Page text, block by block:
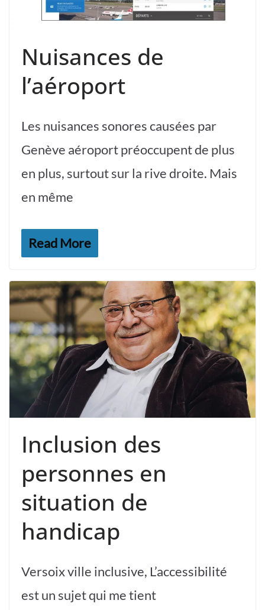
Nuisances de
l’aéroport
Les nuisances sonores causées par
Genève aéroport préoccupent de plus
en plus, surtout sur la rive droite. Mais
en même
Read More
Inclusion des
personnes en
situation de
handicap
Versoix ville inclusive, L’accessibilité
est un sujet qui me tient